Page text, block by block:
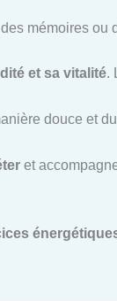
mémoires ou
et sa vitalité.
douce et
et